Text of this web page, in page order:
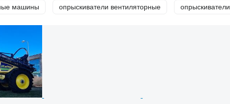
машины опрыскиватели вентиляторные